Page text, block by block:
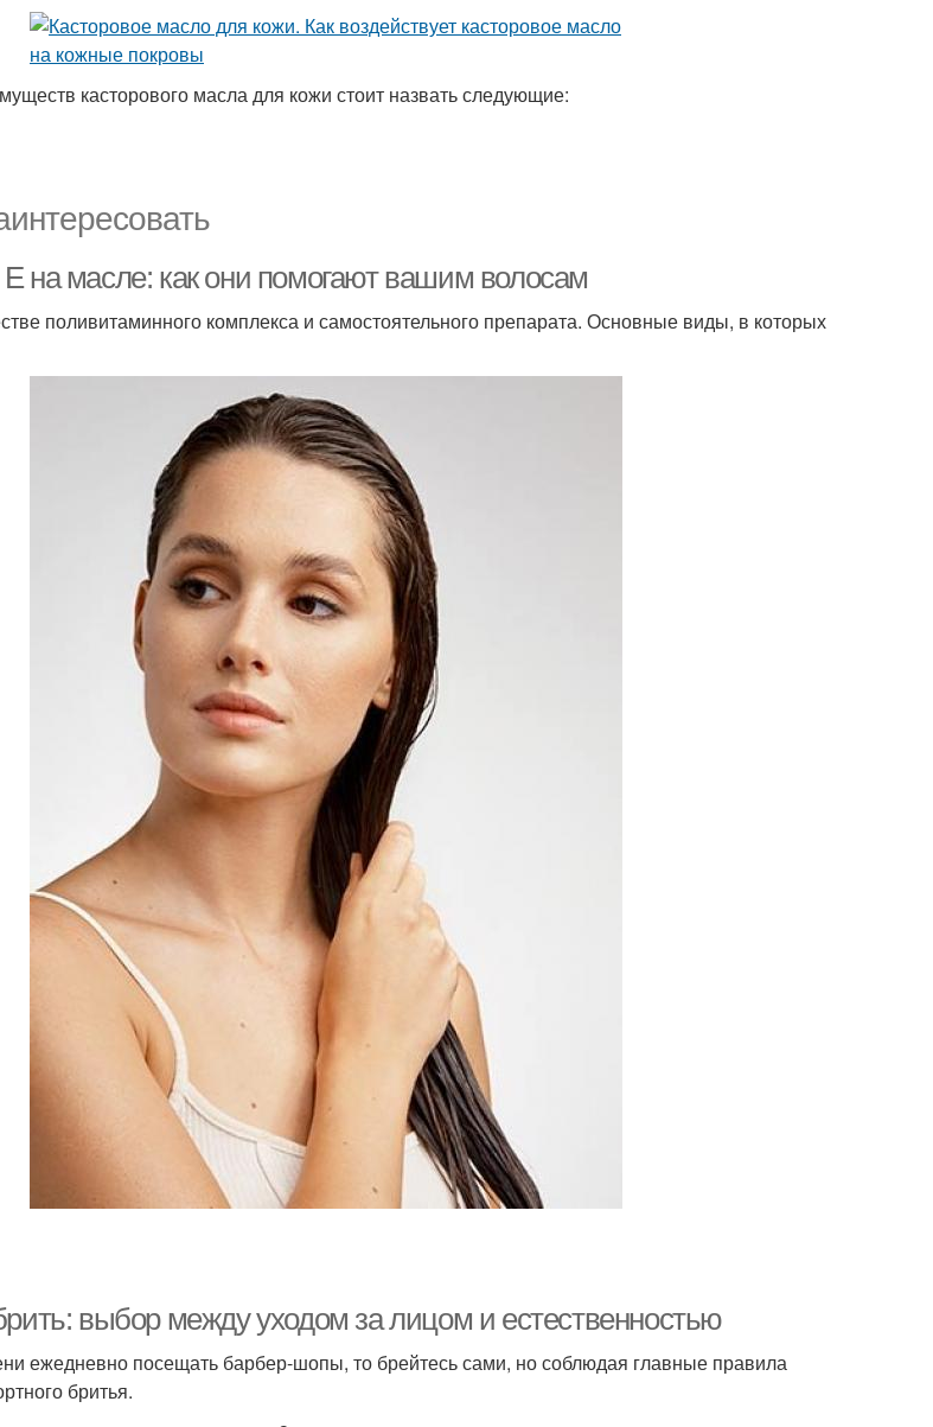
касторового масла для кожи стоит назвать следующие:
на масле: как они помогают вашим волосам
поливитаминного комплекса и самостоятельного препарата. Основные виды, в которых
выбор между уходом за лицом и естественностью
ежедневно посещать барбер-шопы, то брейтесь сами, но соблюдая главные правила
бритья.